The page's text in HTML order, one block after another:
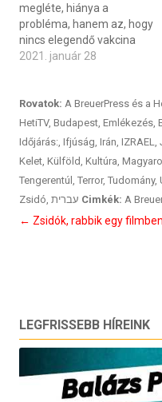
megléte, hiánya a
probléma, hanem az, hogy
nincs elegendő vakcina
2021. január 28
Rovatok: A BreuerPress és a
HetiTV, Budapest Emlékezés
Időjárás: Ifjúság Irán IZRAEL
Kelet Külföld Kultúra
Tengerentúl Terror, Tudomány,
Zsidó עברית Cimkék: A
Bejegyzés
← Zsidók, rabbik egy filmben
LEGFRISSEBB HÍREINK